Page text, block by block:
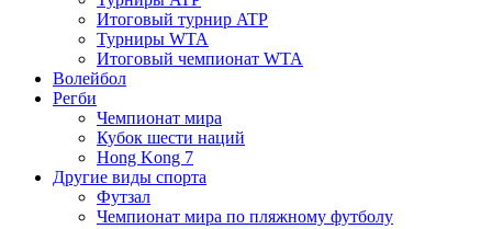
Итоговый турнир ATP
Турниры WTA
Итоговый чемпионат WTA
Волейбол
Регби
Чемпионат мира
Кубок шести наций
Hong Kong 7
Другие виды спорта
Футзал
Чемпионат мира по пляжному футболу